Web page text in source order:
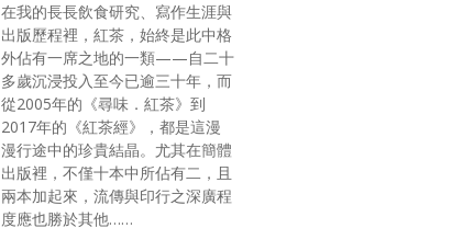
在我的長長飲食研究、寫作生涯與
出版歷程裡，紅茶，始終是此中格
外佔有一席之地的一類——自二十
多歲沉浸投入至今已逾三十年，而
從2005年的《尋味．紅茶》到
2017年的《紅茶經》，都是這漫
漫行途中的珍貴結晶。尤其在簡體
出版裡，不僅十本中所佔有二，且
兩本加起來，流傳與印行之深廣程
度應也勝於其他……